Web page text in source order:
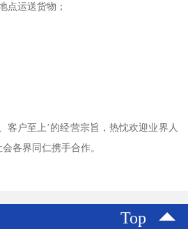
点运送货物；
客户至上’的经营宗旨，热忱欢迎业界人
各界同仁携手合作。
Top